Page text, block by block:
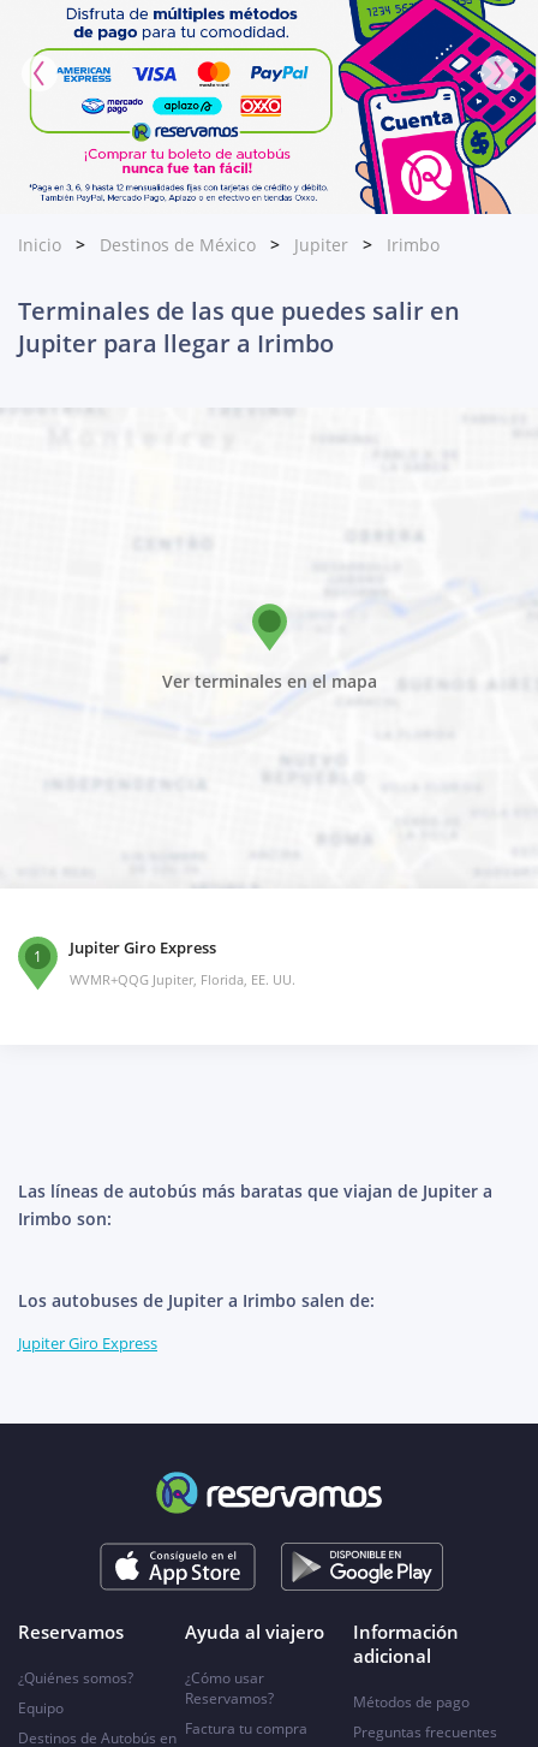
Inicio Destinos de México Jupiter Irimbo
Terminales de las que puedes salir en
Jupiter para llegar a Irimbo
Ver terminales en el mapa
1 Jupiter Giro Express
WVMR+QQG Jupiter, Florida, EE. UU.
Las líneas de autobús más baratas que viajan de Jupiter a
Irimbo son:
Los autobuses de Jupiter a Irimbo salen de:
Jupiter Giro Express
Reservamos
¿Quiénes somos?
Equipo
Destinos de Autobús en
Ayuda al viajero
¿Cómo usar
Reservamos?
Factura tu compra
Información
adicional
Métodos de pago
Preguntas frecuentes